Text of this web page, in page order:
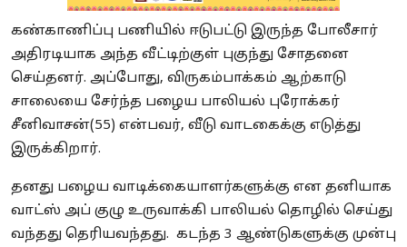
கண்காணிப்பு பணியில் ஈடுபட்டு இருந்த போலீசார்
அதிரடியாக அந்த வீட்டிற்குள் புகுந்து சோதனை
செய்தனர். அப்போது, விருகம்பாக்கம் ஆற்காடு
சாலையை சேர்ந்த பழைய பாலியல் புரோக்கர்
சீனிவாசன்(55) என்பவர், வீடு வாடகைக்கு எடுத்து
இருக்கிறார்.
தனது பழைய வாடிக்கையாளர்களுக்கு என தனியாக
வாட்ஸ் அப் குழு உருவாக்கி பாலியல் தொழில் செய்து
வந்தது தெரியவந்தது. கடந்த 3 ஆண்டுகளுக்கு முன்பு